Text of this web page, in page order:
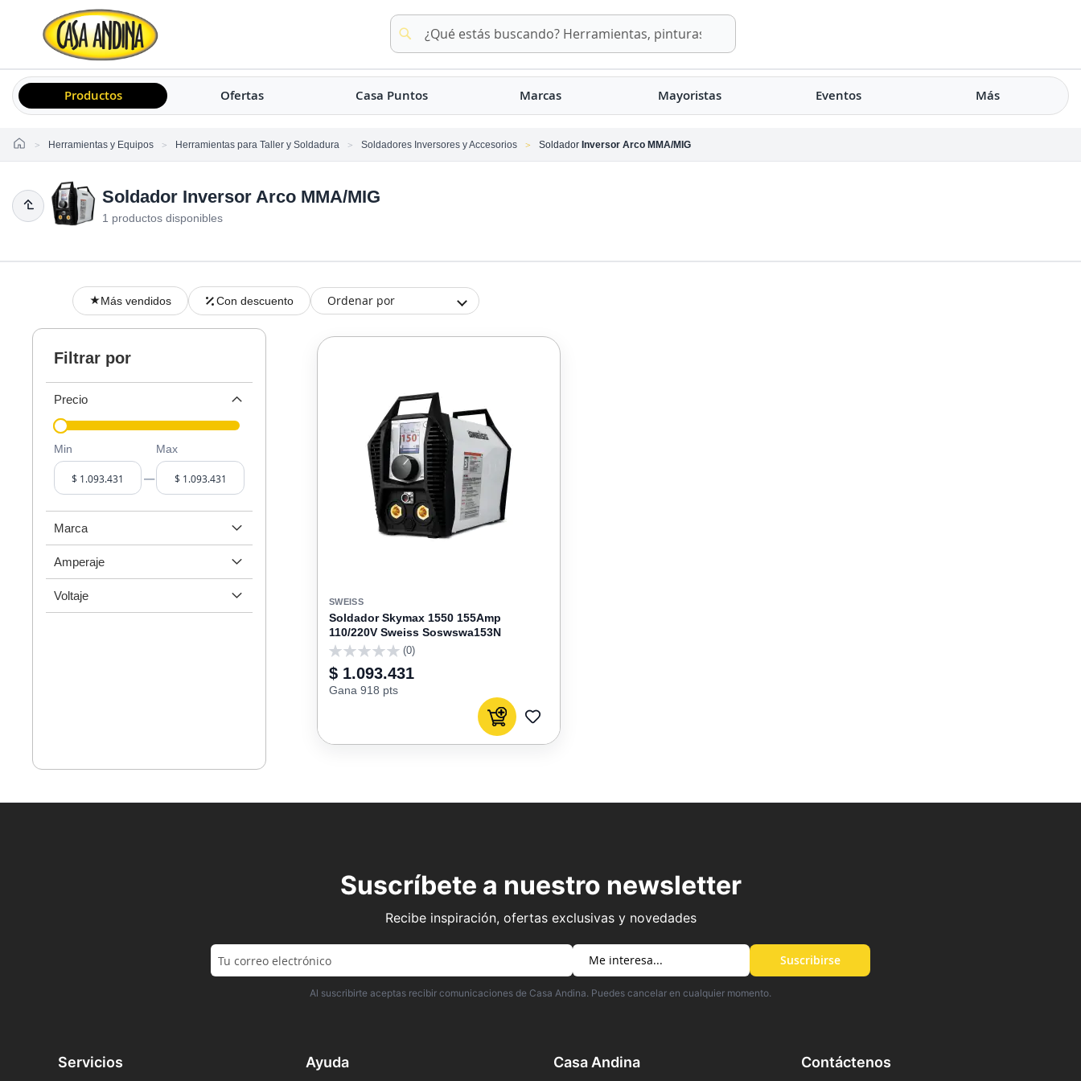
Buscar
Buscar
Productos Ofertas Casa Puntos Marcas Mayoristas Eventos Más
HomeHerramientas y Equipos Herramientas para Taller y Soldadura Soldadores Inversores y Accesorios Soldador Inversor Arco MMA/MIG
Soldador Inversor Arco MMA/MIG
1 productos disponibles
Más vendidos Con descuento Ordenar por
SWEISS
Soldador Skymax 1550 155Amp
110/220V Sweiss Soswswa153N
(0)
$ 1.093.431
Gana 918 pts
Agregar al carrito
AGREGAR
Filtrar por
Precio
Min
–
Max
Marca
Amperaje
Voltaje
Suscríbete a nuestro newsletter
Recibe inspiración, ofertas exclusivas y novedades
Suscribirse
Al suscribirte aceptas recibir comunicaciones de Casa Andina. Puedes cancelar en cualquier momento.
Servicios Ayuda Casa Andina Contáctenos